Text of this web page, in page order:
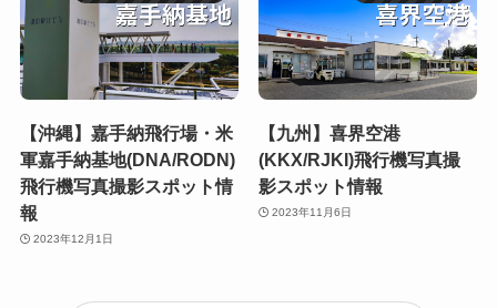
【沖縄】嘉手納飛行場・米
軍嘉手納基地(DNA/RODN)
飛行機写真撮影スポット情
報
2023年12月1日
【九州】喜界空港
(KKX/RJKI)飛行機写真撮
影スポット情報
2023年11月6日